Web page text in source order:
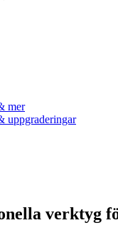
mer
uppgraderingar
verktyg